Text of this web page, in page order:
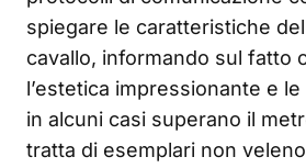
spiegare le caratteristiche
cavallo, informando sul fatto
l’estetica impressionante e
in alcuni casi superano il
tratta di esemplari non